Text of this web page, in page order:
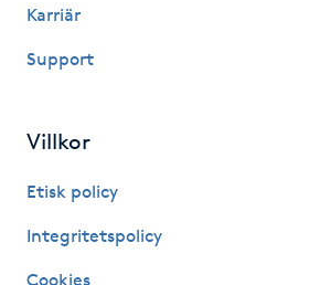
Hälsa
Idrottsmassage
Karriär
Support
Villkor
Etisk policy
Integritetspolicy
Cookies